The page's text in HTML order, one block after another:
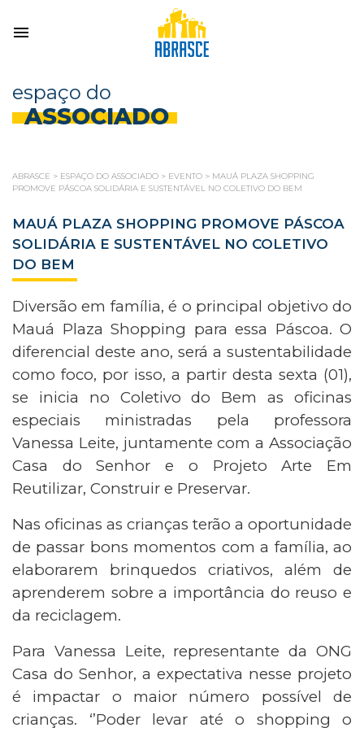
espaço do
ASSOCIADO
ABRASCE > ESPAÇO DO ASSOCIADO > EVENTO > MAUÁ PLAZA SHOPPING
PROMOVE PÁSCOA SOLIDÁRIA E SUSTENTÁVEL NO COLETIVO DO BEM
MAUÁ PLAZA SHOPPING PROMOVE PÁSCOA
SOLIDÁRIA E SUSTENTÁVEL NO COLETIVO
DO BEM
Diversão em família, é o principal objetivo do
Mauá Plaza Shopping para essa Páscoa. O
diferencial deste ano, será a sustentabilidade
como foco, por isso, a partir desta sexta (01),
se inicia no Coletivo do Bem as oficinas
especiais ministradas pela professora
Vanessa Leite, juntamente com a Associação
Casa do Senhor e o Projeto Arte Em
Reutilizar, Construir e Preservar.
Nas oficinas as crianças terão a oportunidade
de passar bons momentos com a família, ao
elaborarem brinquedos criativos, além de
aprenderem sobre a importância do reuso e
da reciclagem.
Para Vanessa Leite, representante da ONG
Casa do Senhor, a expectativa nesse projeto
é impactar o maior número possível de
crianças. ‘’Poder levar até o shopping o